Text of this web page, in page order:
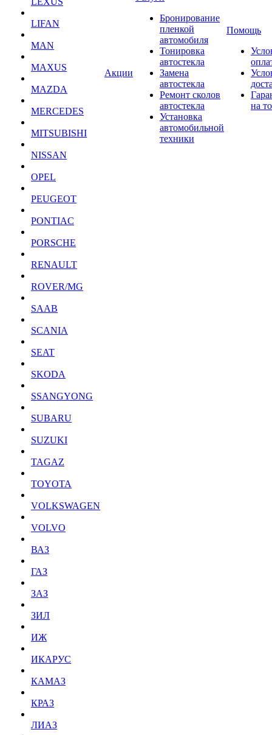
LIFAN
MAN
MAXUS
MAZDA
MERCEDES
MITSUBISHI
NISSAN
OPEL
PEUGEOT
PONTIAC
PORSCHE
RENAULT
ROVER/MG
SAAB
SCANIA
SEAT
SKODA
SSANGYONG
SUBARU
SUZUKI
TAGAZ
TOYOTA
VOLKSWAGEN
VOLVO
ВАЗ
ГАЗ
ЗАЗ
ЗИЛ
ИЖ
ИКАРУС
КАМАЗ
КРАЗ
ЛИАЗ
Акции
Бронирование
пленкой
автомобиля
Тонировка
автостекла
Замена
автостекла
Ремонт сколов
автостекла
Установка
автомобильной
техники
Помощь
на